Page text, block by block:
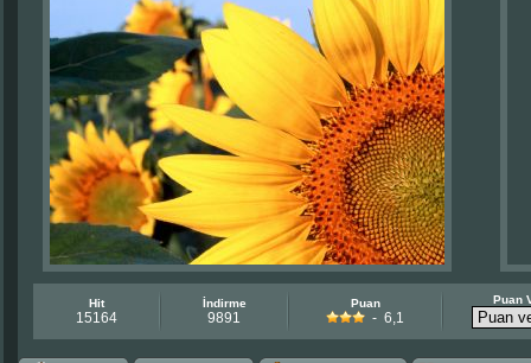
Hit
15164
İndirme
9891
Puan
- 6,1
Puan